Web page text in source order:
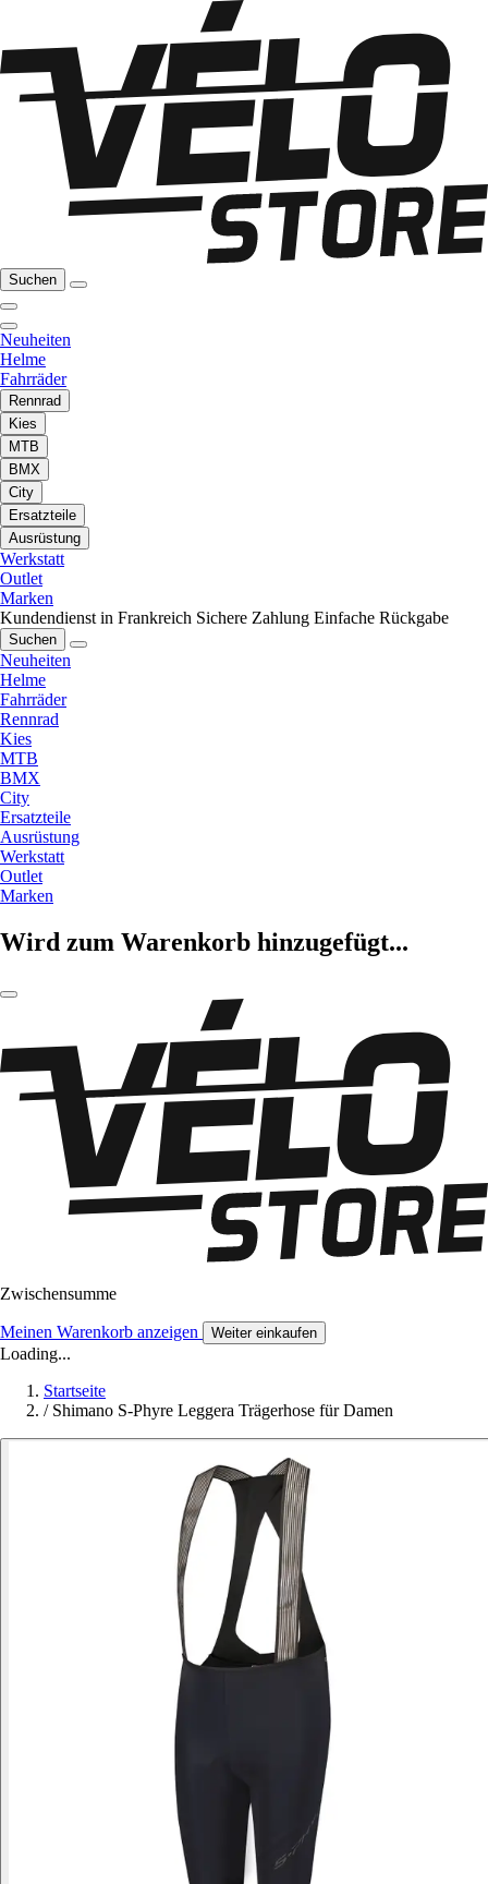
Suchen
Neuheiten
Helme
Fahrräder
Rennrad
Kies
MTB
BMX
City
Ersatzteile
Ausrüstung
Werkstatt
Outlet
Marken
Kundendienst in Frankreich Sichere Zahlung Einfache Rückgabe
Suchen
Neuheiten
Helme
Fahrräder
Rennrad
Kies
MTB
BMX
City
Ersatzteile
Ausrüstung
Werkstatt
Outlet
Marken
Wird zum Warenkorb hinzugefügt...
Zwischensumme
Meinen Warenkorb anzeigen Weiter einkaufen
Loading...
Startseite
/ Shimano S-Phyre Leggera Trägerhose für Damen